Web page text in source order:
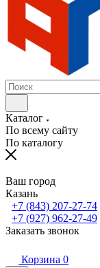
Каталог
По всему сайту
По каталогу
Ваш город
Казань
+7 (843) 207-27-74
+7 (927) 962-27-49
Заказать звонок
Корзина 0